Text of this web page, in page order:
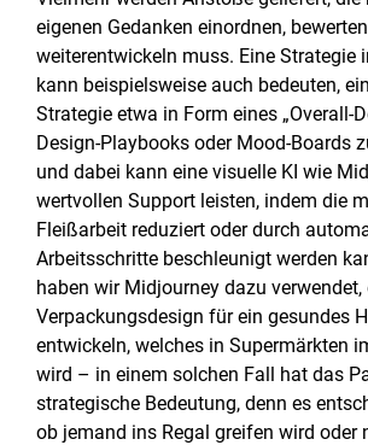
eigenen Gedanken einordnen,
weiterentwickeln muss. Eine Strategie
kann beispielsweise auch bedeuten,
Strategie etwa in Form eines „Overall-
Design-Playbooks oder Mood-Boards
und dabei kann eine visuelle KI wie
wertvollen Support leisten, indem die
Fleißarbeit reduziert oder durch
Arbeitsschritte beschleunigt werden
haben wir Midjourney dazu verwendet,
Verpackungsdesign für ein gesundes
entwickeln, welches in Supermärkten
wird – in einem solchen Fall hat das
strategische Bedeutung, denn es
ob jemand ins Regal greifen wird oder